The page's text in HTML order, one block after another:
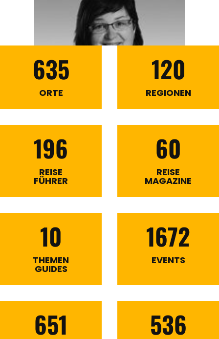
635
ORTE
120
REGIONEN
196
REISE
FÜHRER
60
REISE
MAGAZINE
10
THEMEN
GUIDES
1672
EVENTS
651 536